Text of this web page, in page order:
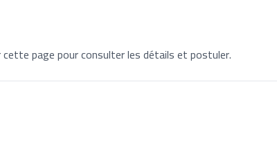
page pour consulter les détails et postuler.